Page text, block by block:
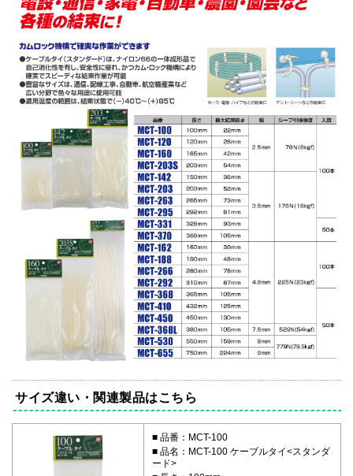
サイズ違い・関連製品はこちら
品番：MCT-100
品名：MCT-100 ケーブルタイ<スタンダ
ード>